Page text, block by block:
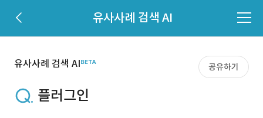
유사사례 검색 AI
유사사례 검색 AI 공유하기
플러그인